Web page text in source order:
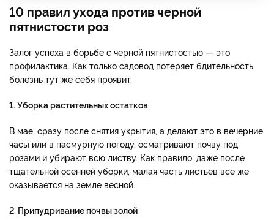
10 правил ухода против черной
пятнистости роз
Залог успеха в борьбе с черной пятнистостью — это
профилактика. Как только садовод потеряет бдительность,
болезнь тут же себя проявит.
1. Уборка растительных остатков
В мае, сразу после снятия укрытия, а делают это в вечерние
часы или в пасмурную погоду, осматривают почву под
розами и убирают всю листву. Как правило, даже после
тщательной осенней уборки, малая часть листьев все же
оказывается на земле весной.
2. Припудривание почвы золой